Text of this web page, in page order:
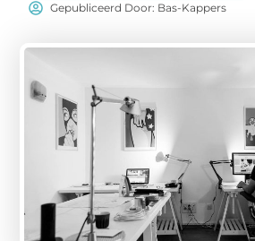
Gepubliceerd Door: Bas-Kappers